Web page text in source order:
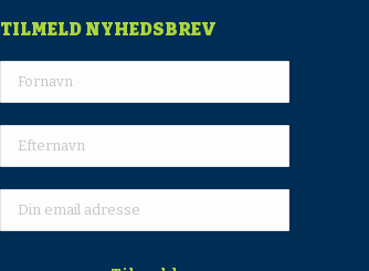
TILMELD NYHEDSBREV